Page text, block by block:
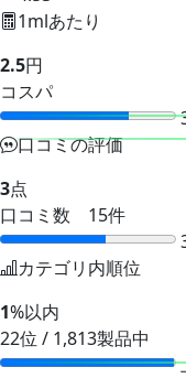
1mlあたり
2.5円
コスパ
口コミの評価
3点
口コミ数 15件
カテゴリ内順位
1%以内
22位 / 1,813製品中